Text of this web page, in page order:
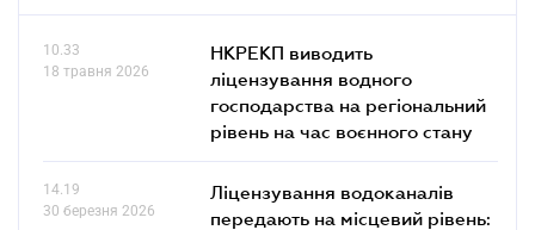
10.33
18 травня 2026
НКРЕКП виводить
ліцензування водного
господарства на регіональний
рівень на час воєнного стану
14.19
30 березня 2026
Ліцензування водоканалів
передають на місцевий рівень: